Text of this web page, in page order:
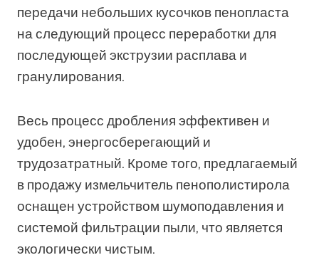
передачи небольших кусочков пенопласта
на следующий процесс переработки для
последующей экструзии расплава и
гранулирования.
Весь процесс дробления эффективен и
удобен, энергосберегающий и
трудозатратный. Кроме того, предлагаемый
в продажу измельчитель пенополистирола
оснащен устройством шумоподавления и
системой фильтрации пыли, что является
экологически чистым.